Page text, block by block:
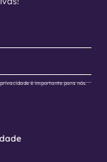
privacidade é importante para nós.